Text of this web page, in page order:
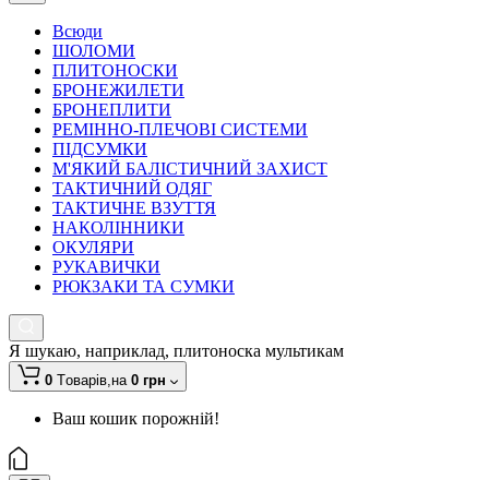
Всюди
ШОЛОМИ
ПЛИТОНОСКИ
БРОНЕЖИЛЕТИ
БРОНЕПЛИТИ
РЕМІННО-ПЛЕЧОВІ СИСТЕМИ
ПІДСУМКИ
М'ЯКИЙ БАЛІСТИЧНИЙ ЗАХИСТ
ТАКТИЧНИЙ ОДЯГ
ТАКТИЧНЕ ВЗУТТЯ
НАКОЛІННИКИ
ОКУЛЯРИ
РУКАВИЧКИ
РЮКЗАКИ ТА СУМКИ
Я шукаю, наприклад, плитоноска мультикам
0 Tоварів,на 0 грн
Ваш кошик порожній!